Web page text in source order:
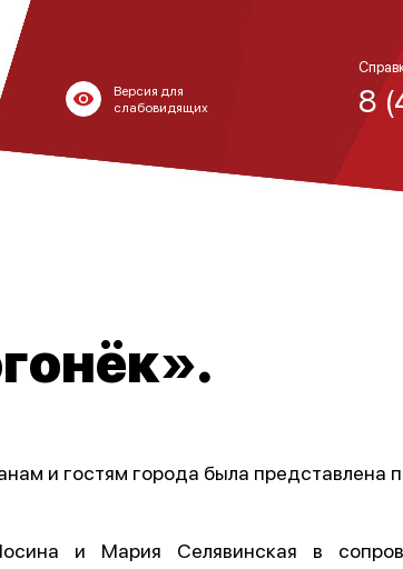
Версия для
слабовидящих
8
и гостям города была представлена
и Мария Селявинская в